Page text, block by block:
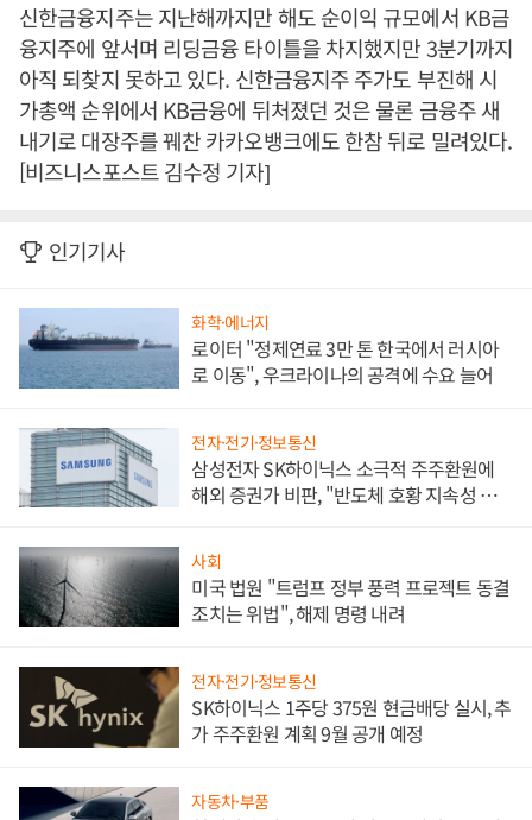
신한금융지주는 지난해까지만 해도 순이익 규모에서 KB금
융지주에 앞서며 리딩금융 타이틀을 차지했지만 3분기까지
아직 되찾지 못하고 있다. 신한금융지주 주가도 부진해 시
가총액 순위에서 KB금융에 뒤처졌던 것은 물론 금융주 새
내기로 대장주를 꿰찬 카카오뱅크에도 한참 뒤로 밀려있다.
[비즈니스포스트 김수정 기자]
인기기사
화학·에너지
로이터 "정제연료 3만 톤 한국에서 러시아
로 이동", 우크라이나의 공격에 수요 늘어
전자·전기·정보통신
삼성전자 SK하이닉스 소극적 주주환원에
해외 증권가 비판, "반도체 호황 지속성 의
사회
미국 법원 "트럼프 정부 풍력 프로젝트 동결
조치는 위법", 해제 명령 내려
전자·전기·정보통신
SK하이닉스 1주당 375원 현금배당 실시, 추
가 주주환원 계획 9월 공개 예정
자동차·부품